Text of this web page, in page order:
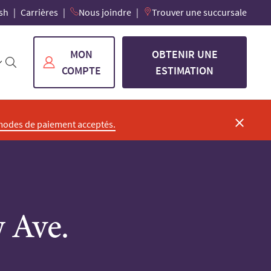
Carrières Nous joindre Trouver une succursale
MON
COMPTE
OBTENIR UNE
ESTIMATION
de paiement acceptés.